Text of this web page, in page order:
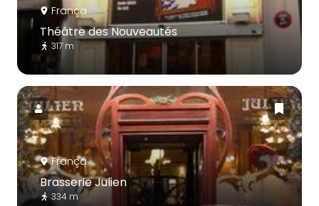
França
Théâtre des Nouveautés
317 m
França
Brasserie Julien
334 m